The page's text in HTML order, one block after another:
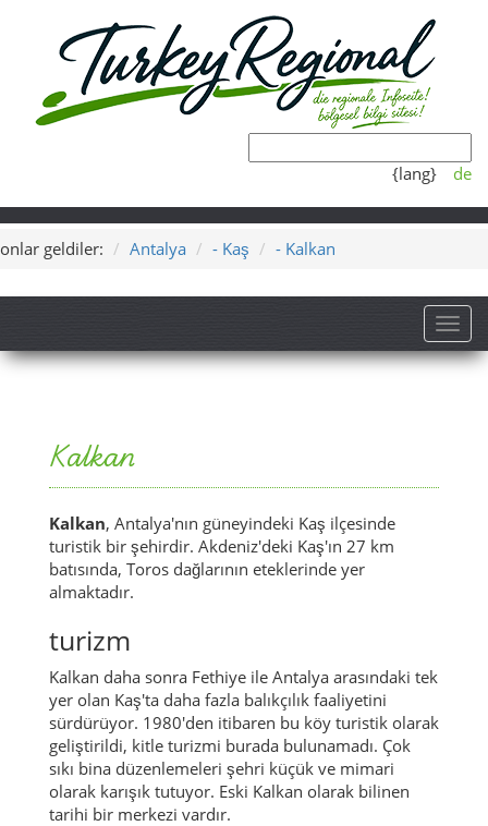
{lang} de
onlar geldiler: Antalya - Kaş - Kalkan
Kalkan
Kalkan, Antalya'nın güneyindeki Kaş ilçesinde
turistik bir şehirdir. Akdeniz'deki Kaş'ın 27 km
batısında, Toros dağlarının eteklerinde yer
almaktadır.
turizm
Kalkan daha sonra Fethiye ile Antalya arasındaki tek
yer olan Kaş'ta daha fazla balıkçılık faaliyetini
sürdürüyor. 1980'den itibaren bu köy turistik olarak
geliştirildi, kitle turizmi burada bulunamadı. Çok
sıkı bina düzenlemeleri şehri küçük ve mimari
olarak karışık tutuyor. Eski Kalkan olarak bilinen
tarihi bir merkezi vardır.